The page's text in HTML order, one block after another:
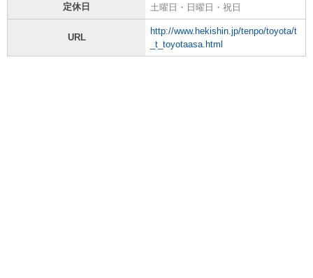
定休日 土曜日・日曜日・祝日
URL
http://www.hekishin.jp/tenpo/toyota/t
_t_toyotaasa.html